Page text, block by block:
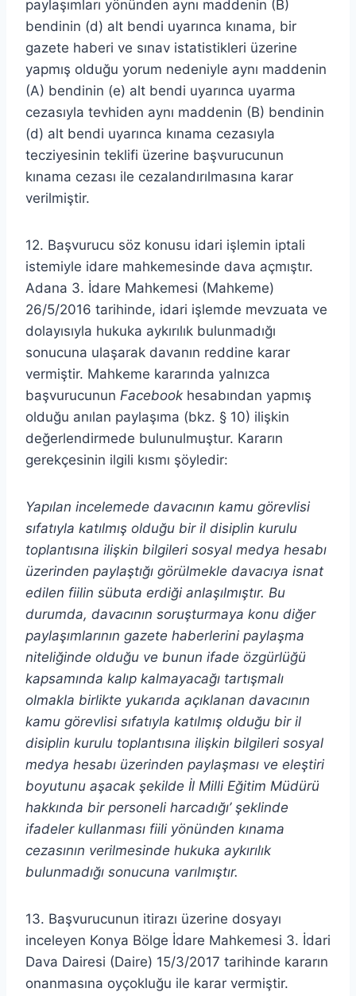
paylaşımları yönünden aynı maddenin (B)
bendinin (d) alt bendi uyarınca kınama, bir
gazete haberi ve sınav istatistikleri üzerine
yapmış olduğu yorum nedeniyle aynı maddenin
(A) bendinin (e) alt bendi uyarınca uyarma
cezasıyla tevhiden aynı maddenin (B) bendinin
(d) alt bendi uyarınca kınama cezasıyla
tecziyesinin teklifi üzerine başvurucunun
kınama cezası ile cezalandırılmasına karar
verilmiştir.
12. Başvurucu söz konusu idari işlemin iptali
istemiyle idare mahkemesinde dava açmıştır.
Adana 3. İdare Mahkemesi (Mahkeme)
26/5/2016 tarihinde, idari işlemde mevzuata ve
dolayısıyla hukuka aykırılık bulunmadığı
sonucuna ulaşarak davanın reddine karar
vermiştir. Mahkeme kararında yalnızca
başvurucunun Facebook hesabından yapmış
olduğu anılan paylaşıma (bkz. § 10) ilişkin
değerlendirmede bulunulmuştur. Kararın
gerekçesinin ilgili kısmı şöyledir:
Yapılan incelemede davacının kamu görevlisi
sıfatıyla katılmış olduğu bir il disiplin kurulu
toplantısına ilişkin bilgileri sosyal medya hesabı
üzerinden paylaştığı görülmekle davacıya isnat
edilen fiilin sübuta erdiği anlaşılmıştır. Bu
durumda, davacının soruşturmaya konu diğer
paylaşımlarının gazete haberlerini paylaşma
niteliğinde olduğu ve bunun ifade özgürlüğü
kapsamında kalıp kalmayacağı tartışmalı
olmakla birlikte yukarıda açıklanan davacının
kamu görevlisi sıfatıyla katılmış olduğu bir il
disiplin kurulu toplantısına ilişkin bilgileri sosyal
medya hesabı üzerinden paylaşması ve eleştiri
boyutunu aşacak şekilde İl Milli Eğitim Müdürü
hakkında bir personeli harcadığı’ şeklinde
ifadeler kullanması fiili yönünden kınama
cezasının verilmesinde hukuka aykırılık
bulunmadığı sonucuna varılmıştır.
13. Başvurucunun itirazı üzerine dosyayı
inceleyen Konya Bölge İdare Mahkemesi 3. İdari
Dava Dairesi (Daire) 15/3/2017 tarihinde kararın
onanmasına oyçokluğu ile karar vermiştir.